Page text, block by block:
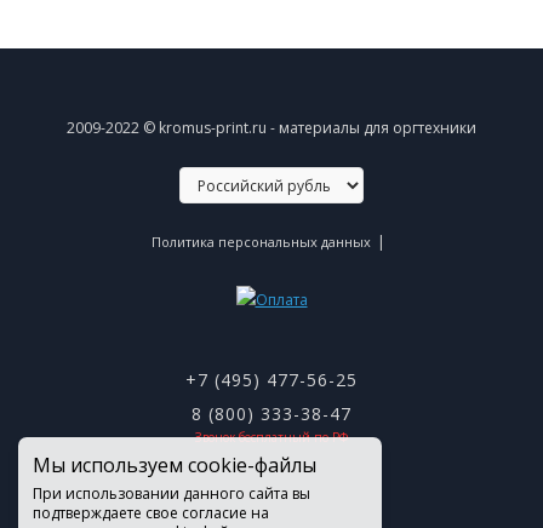
2009-2022 © kromus-print.ru - материалы для оргтехники
Политика персональных данных |
+7 (495) 477-56-25
8 (800) 333-38-47
Звонок бесплатный по РФ
Мы используем cookie-файлы
При использовании данного сайта вы
подтверждаете свое согласие на